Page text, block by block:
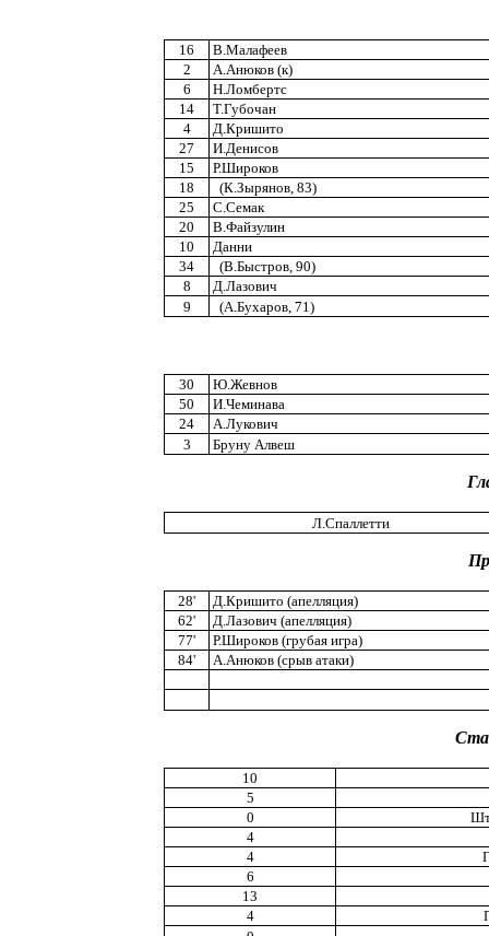
16
В.Малафеев
2
А.Анюков (к)
6
Н.Ломбертс
14
Т.Губочан
4
Д.Кришито
27
И.Денисов
15
Р.Широков
18
(К.Зырянов, 83)
25
С.Семак
20
В.Файзулин
10
Данни
34
(В.Быстров, 90)
8
Д.Лазович
9
(А.Бухаров, 71)
30
Ю.Жевнов
50
И.Чеминава
24
А.Лукович
3
Бруну Алвеш
Л.Спаллетти
28'
Д.Кришито (апелляция)
62'
Д.Лазович (апелляция)
77'
Р.Широков (грубая игра)
84'
А.Анюков (срыв атаки)
10
5
0
4
4
6
13
4